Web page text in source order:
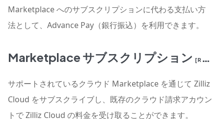
Marketplace へのサブスクリプションに代わる支払い方
法として、Advance Pay（銀行振込）を利用できます。
Marketplace サブスクリプション [READ MORE]
サポートされているクラウド Marketplace を通じて Zilliz
Cloud をサブスクライブし、既存のクラウド請求アカウン
トで Zilliz Cloud の料金を受け取ることができます。